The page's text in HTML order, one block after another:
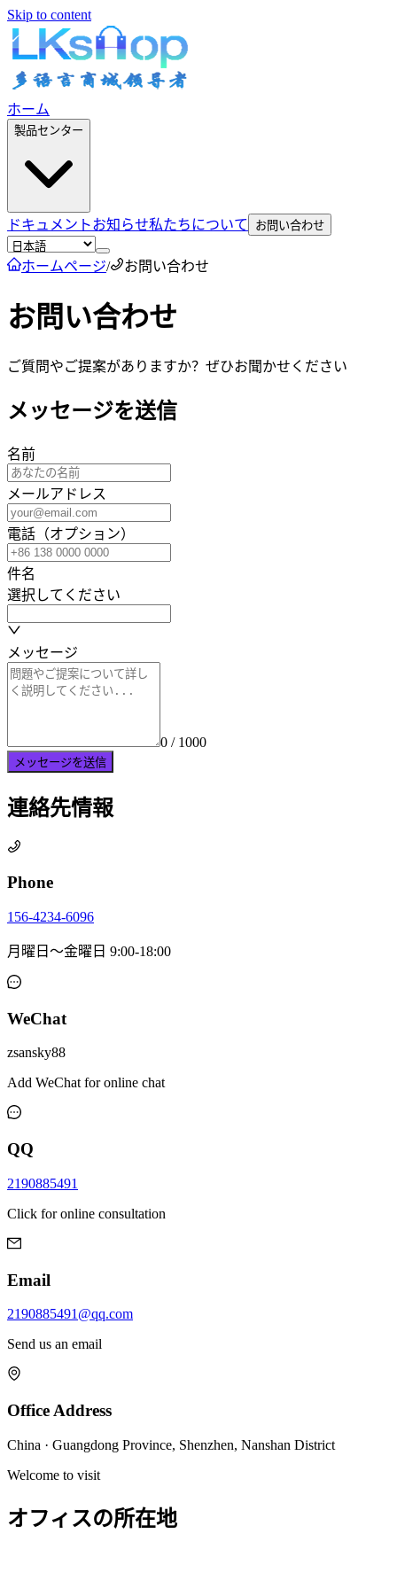
Skip to content
ホーム
製品センター
ドキュメントお知らせ私たちについて お問い合わせ
ホームページ/ お問い合わせ
お問い合わせ
ご質問やご提案がありますか？ぜひお聞かせください
メッセージを送信
名前
メールアドレス
電話（オプション）
件名
選択してください
メッセージ
0 / 1000
メッセージを送信
連絡先情報
Phone
156-4234-6096
月曜日～金曜日 9:00-18:00
WeChat
zsansky88
Add WeChat for online chat
QQ
2190885491
Click for online consultation
Email
2190885491@qq.com
Send us an email
Office Address
China · Guangdong Province, Shenzhen, Nanshan District
Welcome to visit
オフィスの所在地